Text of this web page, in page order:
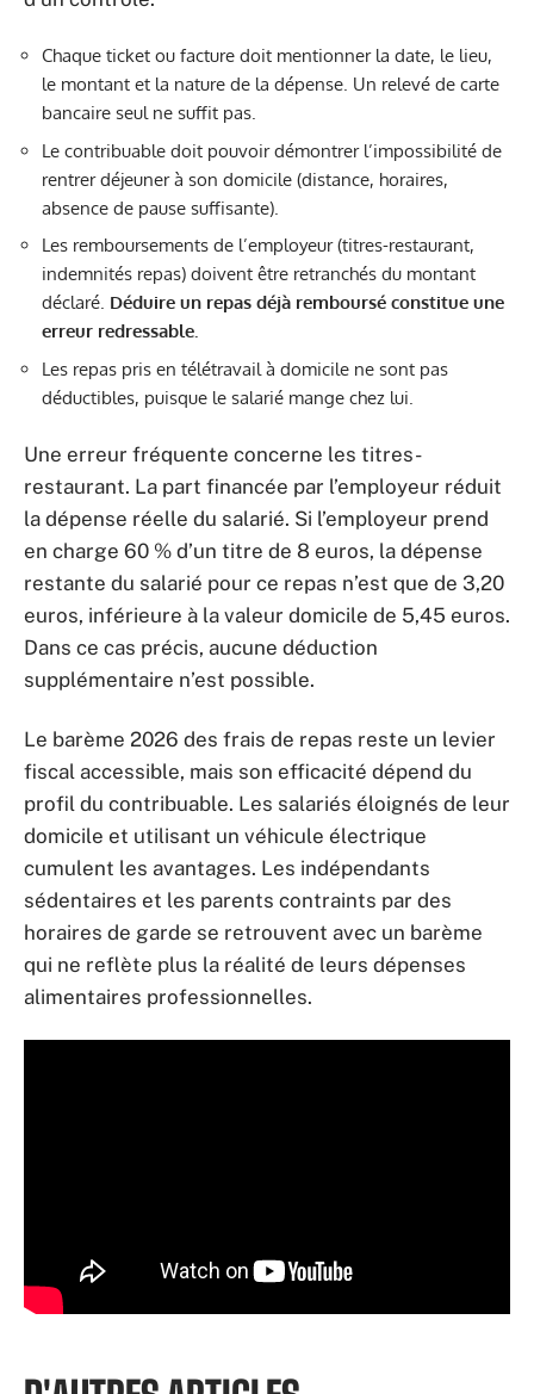
Chaque ticket ou facture doit mentionner la date, le lieu,
le montant et la nature de la dépense. Un relevé de carte
bancaire seul ne suffit pas.
Le contribuable doit pouvoir démontrer l’impossibilité de
rentrer déjeuner à son domicile (distance, horaires,
absence de pause suffisante).
Les remboursements de l’employeur (titres-restaurant,
indemnités repas) doivent être retranchés du montant
déclaré. Déduire un repas déjà remboursé constitue une
erreur redressable.
Les repas pris en télétravail à domicile ne sont pas
déductibles, puisque le salarié mange chez lui.
Une erreur fréquente concerne les titres-
restaurant. La part financée par l’employeur réduit
la dépense réelle du salarié. Si l’employeur prend
en charge 60 % d’un titre de 8 euros, la dépense
restante du salarié pour ce repas n’est que de 3,20
euros, inférieure à la valeur domicile de 5,45 euros.
Dans ce cas précis, aucune déduction
supplémentaire n’est possible.
Le barème 2026 des frais de repas reste un levier
fiscal accessible, mais son efficacité dépend du
profil du contribuable. Les salariés éloignés de leur
domicile et utilisant un véhicule électrique
cumulent les avantages. Les indépendants
sédentaires et les parents contraints par des
horaires de garde se retrouvent avec un barème
qui ne reflète plus la réalité de leurs dépenses
alimentaires professionnelles.